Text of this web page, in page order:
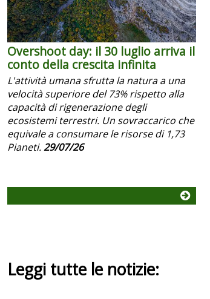
Overshoot day: il 30 luglio arriva il
conto della crescita infinita
L'attività umana sfrutta la natura a una
velocità superiore del 73% rispetto alla
capacità di rigenerazione degli
ecosistemi terrestri. Un sovraccarico che
equivale a consumare le risorse di 1,73
Pianeti.29/07/26
Leggi tutte le notizie: